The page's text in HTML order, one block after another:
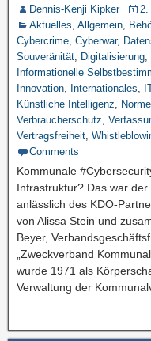
Dennis-Kenji Kipker
2.
Aktuelles, Allgemein,
Cybercrime, Cyberwar,
Souveränität, Digitalisierung,
Informationelle
Innovation, Internationales,
Künstliche Intelligenz,
Verbraucherschutz,
Vertragsfreiheit,
Comments
Kommunale
Infrastruktur? Das war
anlässlich des KDO-
von Alissa Stein und
Beyer,
„Zweckverband
wurde 1971 als
Verwaltung der